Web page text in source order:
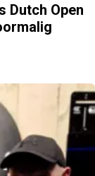
Dutch Open